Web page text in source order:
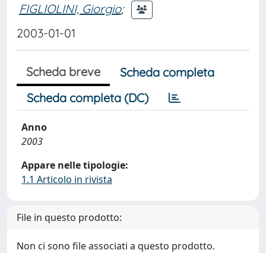
FIGLIOLINI, Giorgio;
2003-01-01
Scheda breve
Scheda completa
Scheda completa (DC)
Anno
2003
Appare nelle tipologie:
1.1 Articolo in rivista
File in questo prodotto:
Non ci sono file associati a questo prodotto.